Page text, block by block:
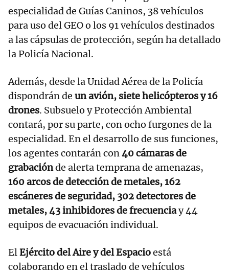
especialidad de Guías Caninos, 38 vehículos
para uso del GEO o los 91 vehículos destinados
a las cápsulas de protección, según ha detallado
la Policía Nacional.
Además, desde la Unidad Aérea de la Policía
dispondrán de un avión, siete helicópteros y 16
drones. Subsuelo y Protección Ambiental
contará, por su parte, con ocho furgones de la
especialidad. En el desarrollo de sus funciones,
los agentes contarán con40 cámaras de
grabaciónde alerta temprana de amenazas,
160 arcos de detección de metales, 162
escáneres de seguridad, 302 detectores de
metales, 43 inhibidores de frecuenciay 44
equipos de evacuación individual.
ElEjército del Aire y del Espacioestá
colaborando en el traslado de vehículos